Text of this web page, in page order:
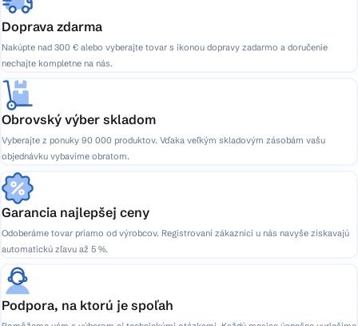
Doprava zdarma
Nakúpte nad 300 € alebo vyberajte tovar s ikonou dopravy zadarmo a doručenie
nechajte kompletne na nás.
Obrovský výber skladom
Vyberajte z ponuky 90 000 produktov. Vďaka veľkým skladovým zásobám vašu
objednávku vybavíme obratom.
Garancia najlepšej ceny
Odoberáme tovar priamo od výrobcov. Registrovaní zákazníci u nás navyše získavajú
automatickú zľavu až 5 %.
Podpora, na ktorú je spoľah